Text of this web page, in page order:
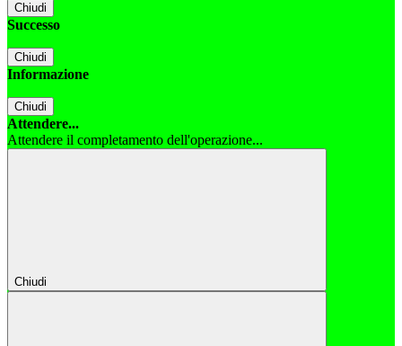
Chiudi
Successo
Chiudi
Informazione
Chiudi
Attendere...
Attendere il completamento dell'operazione...
Chiudi